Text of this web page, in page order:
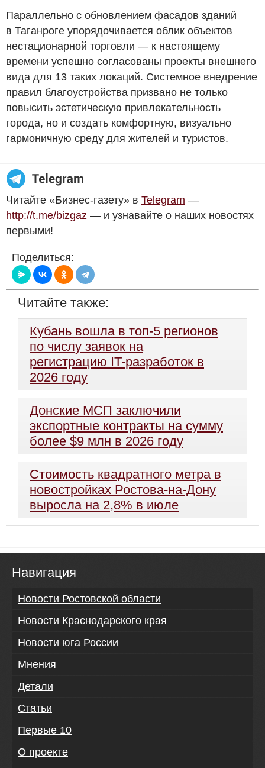
Параллельно с обновлением фасадов зданий
в Таганроге упорядочивается облик объектов
нестационарной торговли — к настоящему
времени успешно согласованы проекты внешнего
вида для 13 таких локаций. Системное внедрение
правил благоустройства призвано не только
повысить эстетическую привлекательность
города, но и создать комфортную, визуально
гармоничную среду для жителей и туристов.
Читайте «Бизнес-газету» в Telegram —
http://t.me/bizgaz — и узнавайте о наших новостях
первыми!
Поделиться:
Читайте также:
Кубань вошла в топ-5 регионов
по числу заявок на
регистрацию IT-разработок в
2026 году
Донские МСП заключили
экспортные контракты на сумму
более $9 млн в 2026 году
Стоимость квадратного метра в
новостройках Ростова-на-Дону
выросла на 2,8% в июле
Навигация
Новости Ростовской области
Новости Краснодарского края
Новости юга России
Мнения
Детали
Статьи
Первые 10
О проекте